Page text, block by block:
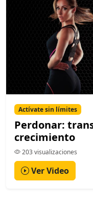
Actívate sin límites
Perdonar:
crecimiento
203 visualizaciones
Ver Video